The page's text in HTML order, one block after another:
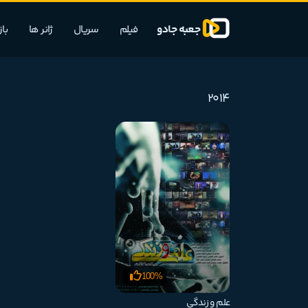
جعبه جادو فیلم سریال ژانر ها
2014
100%
علم و زندگی